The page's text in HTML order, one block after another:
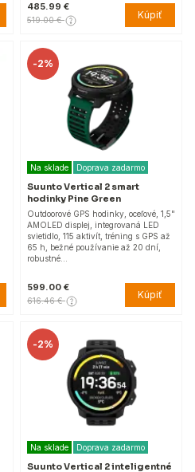
485.99 €
519.00 € Kúpiť
-2%
Na sklade Doprava zadarmo
Suunto Vertical 2 smart
hodinky Pine Green
Outdoorové GPS hodinky, oceľové, 1,5"
AMOLED displej, integrovaná LED
svietidlo, 115 aktivít, tréning s GPS až
65 h, bežné používanie až 20 dní,
robustné…
599.00 €
616.46 € Kúpiť
-2%
Na sklade Doprava zadarmo
Suunto Vertical 2 inteligentné